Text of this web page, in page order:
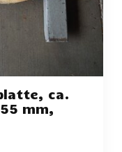
ca.
mm,